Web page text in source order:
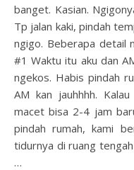
banget. Kasian.
Tp jalan kaki, pindah
ngigo. Beberapa detail
#1 Waktu itu aku dan
ngekos. Habis pindah
AM kan jauhhhh.
macet bisa 2-4 jam
pindah rumah, kami
tidurnya di ruang
…